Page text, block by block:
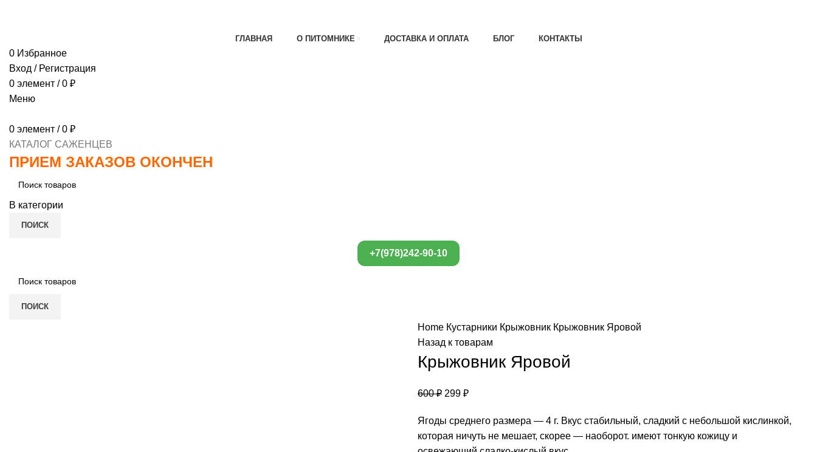
ГЛАВНАЯ О ПИТОМНИКЕ ДОСТАВКА И ОПЛАТА БЛОГ КОНТАКТЫ
0 Избранное
Вход / Регистрация
0 элемент / 0 ₽
Меню
0 элемент / 0 ₽
КАТАЛОГ САЖЕНЦЕВ
ПРИЕМ ЗАКАЗОВ ОКОНЧЕН
В категории
ПОИСК
+7(978)242-90-10
ПОИСК
Home Кустарники Крыжовник Крыжовник Яровой
Назад к товарам
Крыжовник Яровой
600₽ 299 ₽
Ягоды среднего размера — 4 г. Вкус стабильный, сладкий с небольшой кислинкой,
которая ничуть не мешает, скорее — наоборот. имеют тонкую кожицу и